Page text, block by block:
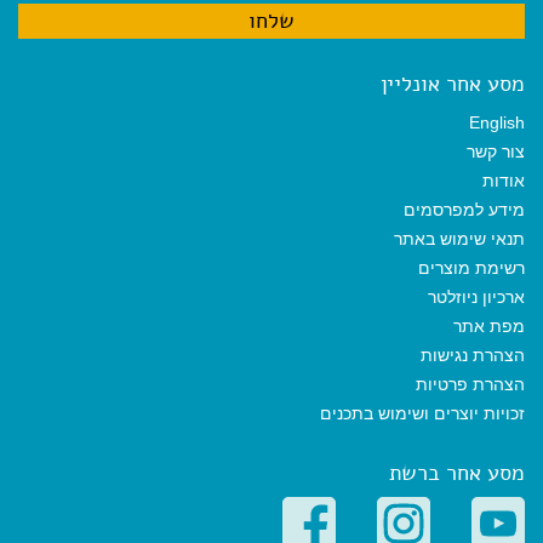
מסע אחר אונליין
English
צור קשר
אודות
מידע למפרסמים
תנאי שימוש באתר
רשימת מוצרים
ארכיון ניוזלטר
מפת אתר
הצהרת נגישות
הצהרת פרטיות
זכויות יוצרים ושימוש בתכנים
מסע אחר ברשת